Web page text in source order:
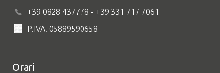
+39 0828 437778 - +39 331 717 7061
P.IVA. 05889590658
Orari